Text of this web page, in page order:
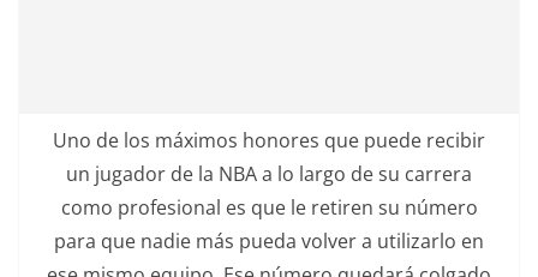
Uno de los máximos honores que puede recibir
un jugador de la NBA a lo largo de su carrera
como profesional es que le retiren su número
para que nadie más pueda volver a utilizarlo en